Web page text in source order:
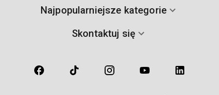
Najpopularniejsze kategorie
Skontaktuj się